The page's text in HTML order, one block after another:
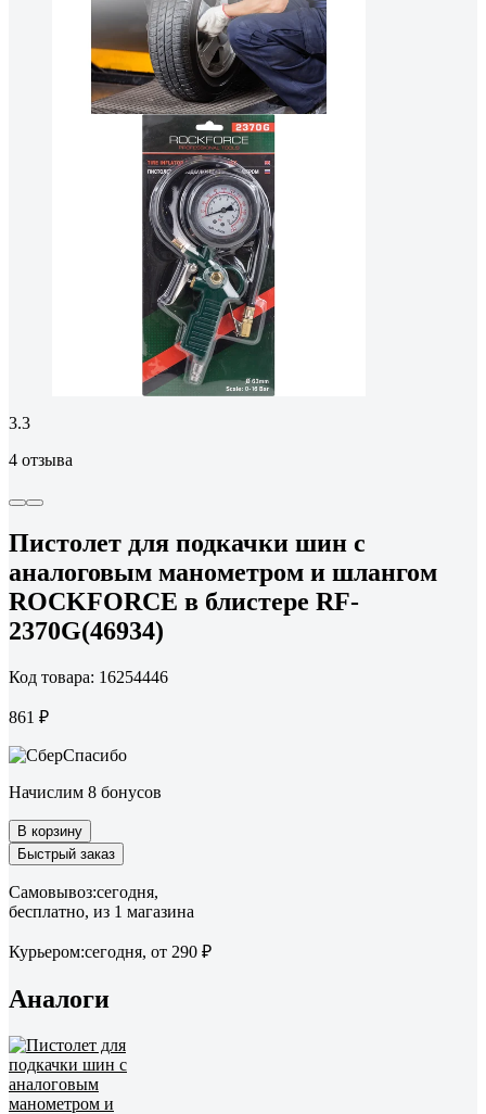
3.3
4 отзыва
Пистолет для подкачки шин с
аналоговым манометром и шлангом
ROCKFORCE в блистере RF-
2370G(46934)
Код товара: 16254446
861 ₽
Начислим 8 бонусов
В корзину
Быстрый заказ
Самовывоз:сегодня,
бесплатно, из 1 магазина
Курьером:сегодня, от 290 ₽
Аналоги